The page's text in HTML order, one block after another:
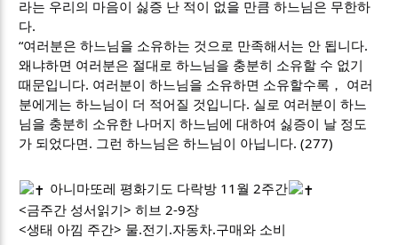
라는 우리의 마음이 싫증 난 적이 없을 만큼 하느님은 무한하
다.
“여러분은 하느님을 소유하는 것으로 만족해서는 안 됩니다.
왜냐하면 여러분은 절대로 하느님을 충분히 소유할 수 없기
때문입니다. 여러분이 하느님을 소유하면 소유할수록， 여러
분에게는 하느님이 더 적어질 것입니다. 실로 여러분이 하느
님을 충분히 소유한 나머지 하느님에 대하여 싫증이 날 정도
가 되었다면. 그런 하느님은 하느님이 아닙니다. (277)
아니마또레 평화기도 다락방 11월 2주간
<금주간 성서읽기> 히브 2-9장
<생태 아낌 주간> 물.전기.자동차.구매와 소비